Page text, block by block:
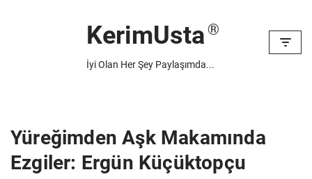
KerimUsta
İyi Olan Her Şey Paylaşımda...
Yüreğimden Aşk Makamında
Ezgiler: Ergün Küçüktopçu